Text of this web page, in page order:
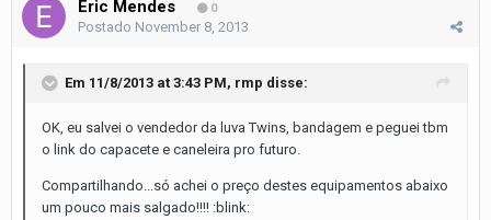
Eric Mendes 0
Postado November 8, 2013
Em 11/8/2013 at 3:43 PM, rmp disse:
OK, eu salvei o vendedor da luva Twins, bandagem e peguei tbm
o link do capacete e caneleira pro futuro.
Compartilhando...só achei o preço destes equipamentos abaixo
um pouco mais salgado!!!! :blink: